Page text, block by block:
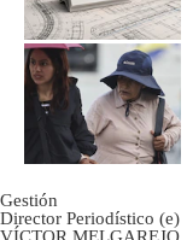
Gestión
Director Periodístico (e)